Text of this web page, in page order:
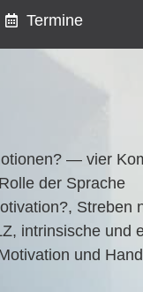
Termine
— vier
der Sprache
intrin­si­sche und
und